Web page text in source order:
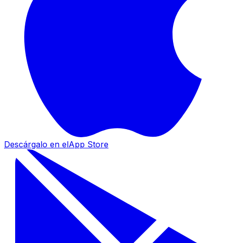
Descárgalo en elApp Store